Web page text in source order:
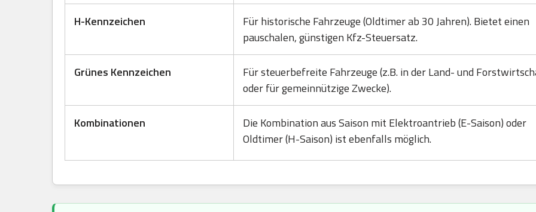
H-Kennzeichen
Für historische Fahrzeuge (Oldtimer ab 30 Jahren). Bietet einen
pauschalen, günstigen Kfz-Steuersatz.
Grünes Kennzeichen
Für steuerbefreite Fahrzeuge (z.B. in der Land- und
oder für gemeinnützige Zwecke).
Kombinationen
Die Kombination aus Saison mit Elektroantrieb (E-Saison) oder
Oldtimer (H-Saison) ist ebenfalls möglich.